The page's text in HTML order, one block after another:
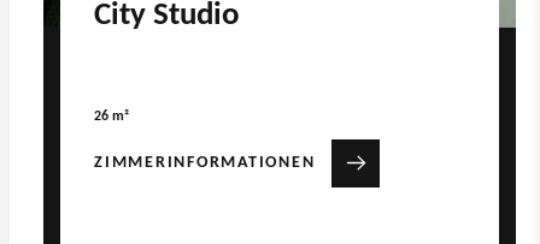
City Studio
26 m²
ZIMMERINFORMATIONEN